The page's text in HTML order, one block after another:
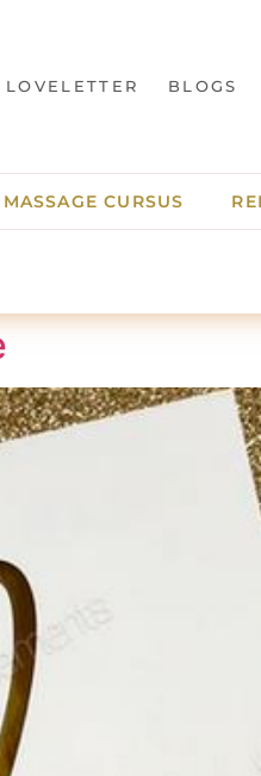
LOVELETTER BLOGS
CURSUS